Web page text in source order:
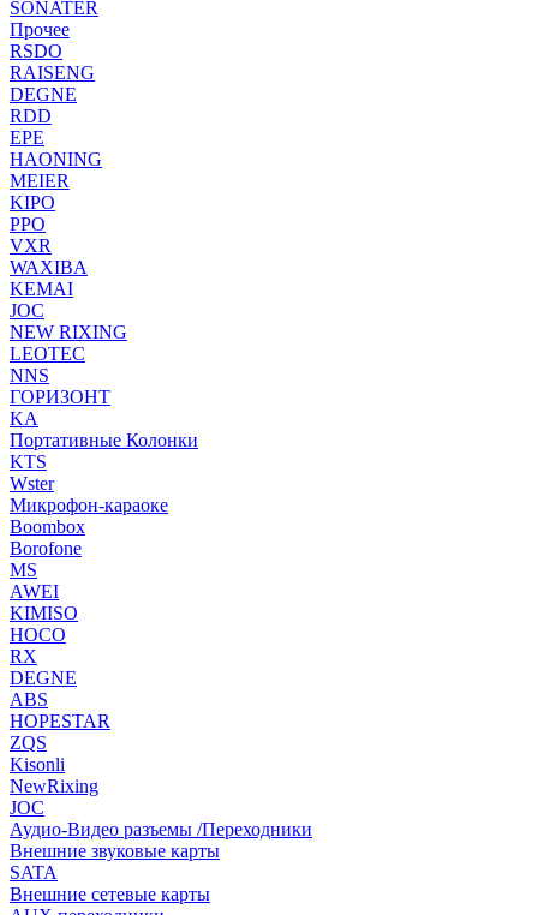
SONATER
Прочее
RSDO
RAISENG
DEGNE
RDD
EPE
HAONING
MEIER
KIPO
PPO
VXR
WAXIBA
KEMAI
JOC
NEW RIXING
LEOTEC
NNS
ГОРИЗОНТ
KA
Портативные Колонки
KTS
Wster
Микрофон-караоке
Boombox
Borofone
MS
AWEI
KIMISO
HOCO
RX
DEGNE
ABS
HOPESTAR
ZQS
Kisonli
NewRixing
JOC
Аудио-Видео разъемы /Переходники
Внешние звуковые карты
SATA
Внешние сетевые карты